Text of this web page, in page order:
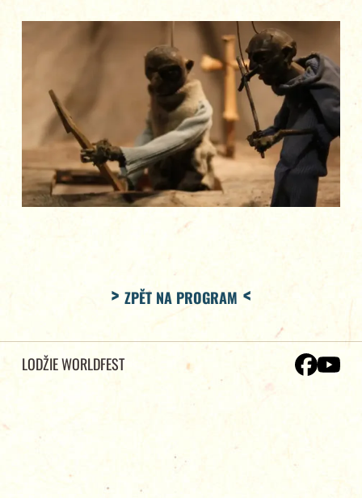
ZPĚT NA PROGRAM
LODŽIE WORLDFEST